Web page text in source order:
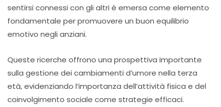
sentirsi connessi con gli altri è emersa come elemento
fondamentale per promuovere un buon equilibrio
emotivo negli anziani.
Queste ricerche offrono una prospettiva importante
sulla gestione dei cambiamenti d’umore nella terza
età, evidenziando l’importanza dell’attività fisica e del
coinvolgimento sociale come strategie efficaci.